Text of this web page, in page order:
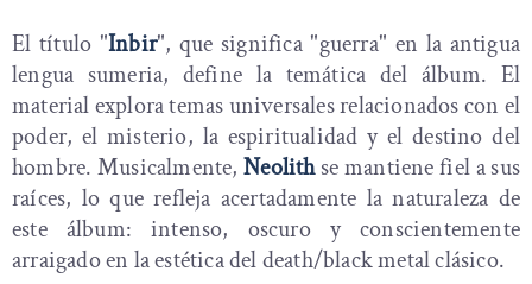
El título "Inbir", que significa "guerra" en la antigua
lengua sumeria, define la temática del álbum. El
material explora temas universales relacionados con el
poder, el misterio, la espiritualidad y el destino del
hombre. Musicalmente,Neolithse mantiene fiel a sus
raíces, lo que refleja acertadamente la naturaleza de
este álbum: intenso, oscuro y conscientemente
arraigado en la estética del death/black metal clásico.